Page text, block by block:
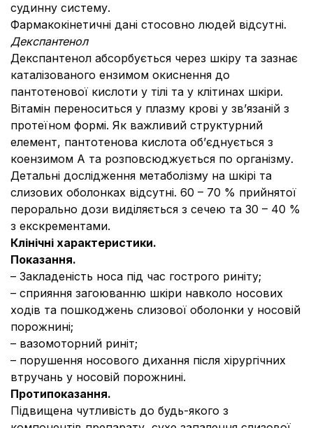
судинну систему.
Фармакокінетичні дані стосовно людей відсутні.
Декспантенол
Декспантенол абсорбується через шкіру та зазнає
каталізованого ензимом окиснення до
пантотенової кислоти у тілі та у клітинах шкіри.
Вітамін переноситься у плазму крові у зв’язаній з
протеїном формі. Як важливий структурний
елемент, пантотенова кислота об’єднується з
коензимом А та розповсюджується по організму.
Детальні дослідження метаболізму на шкірі та
слизових оболонках відсутні. 60 – 70 % прийнятої
перорально дози виділяється з сечею та 30 – 40 %
з екскрементами.
Клінічні характеристики.
Показання.
– Закладеність носа під час гострого риніту;
– сприяння загоюванню шкіри навколо носових
ходів та пошкоджень слизової оболонки у носовій
порожнині;
– вазомоторний риніт;
– порушення носового дихання після хірургічних
втручань у носовій порожнині.
Протипоказання.
Підвищена чутливість до будь-якого з